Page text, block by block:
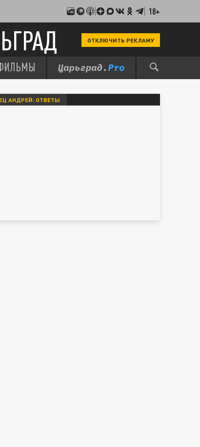
18+
ОТКЛЮЧИТЬ РЕКЛАМУ
АНДРЕЙ: ОТВЕТЫ